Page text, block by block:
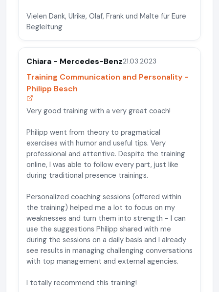
Vielen Dank, Ulrike, Olaf, Frank und Malte für Eure
Begleitung
Chiara - Mercedes-Benz21.03.2023
Training Communication and Personality -
Philipp Besch
Very good training with a very great coach!
Philipp went from theory to pragmatical
exercises with humor and useful tips. Very
professional and attentive. Despite the training
online, I was able to follow every part, just like
during traditional presence trainings.
Personalized coaching sessions (offered within
the training) helped me a lot to focus on my
weaknesses and turn them into strength - I can
use the suggestions Philipp shared with me
during the sessions on a daily basis and I already
see results in managing challenging conversations
with top management and external agencies.
I totally recommend this training!